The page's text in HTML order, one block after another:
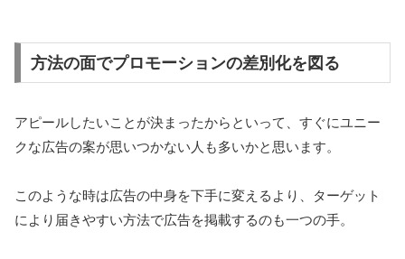
方法の面でプロモーションの差別化を図る
アピールしたいことが決まったからといって、すぐにユニー
クな広告の案が思いつかない人も多いかと思います。
このような時は広告の中身を下手に変えるより、ターゲット
により届きやすい方法で広告を掲載するのも一つの手。